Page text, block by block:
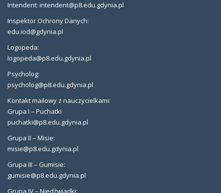
Intendent: intendent@p8.edu.gdynia.pl
Inspektor Ochrony Danych:
edu.iod@gdynia.pl
Logopeda:
logopeda@p8.edu.gdynia.pl
Psycholog:
psycholog@p8.edu.gdynia.pl
Kontakt mailowy z nauczycielkami:
Grupa I – Puchatki
puchatki@p8.edu.gdynia.pl
Grupa II – Misie:
misie@p8.edu.gdynia.pl
Grupa III – Gumisie:
gumisie@p8.edu.gdynia.pl